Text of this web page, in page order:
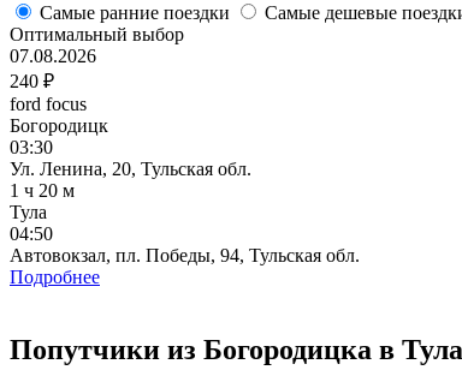
Самые ранние поездки
Самые дешевые
Оптимальный выбор
07.08.2026
240 ₽
ford focus
Богородицк
03:30
Ул. Ленина, 20, Тульская обл.
1 ч 20 м
Тула
04:50
Автовокзал, пл. Победы, 94, Тульская обл.
Подробнее
Попутчики из Богородицка в